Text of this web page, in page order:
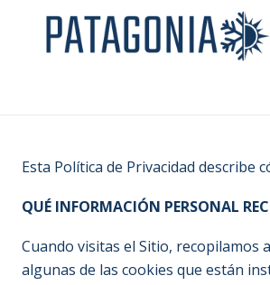
Home Política de privacidad
Esta Política de Privacidad
QUÉ INFORMACIÓN PERSONAL
Cuando visitas el Sitio,
algunas de las cookies que están